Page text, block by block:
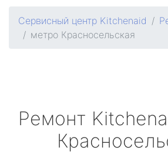
Сервисный центр Kitchenaid
метро Красносельская
Ремонт